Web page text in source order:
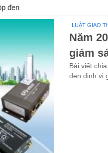
đen
LUẬT GIAO
Năm
giám
Bài viết
đen định vị